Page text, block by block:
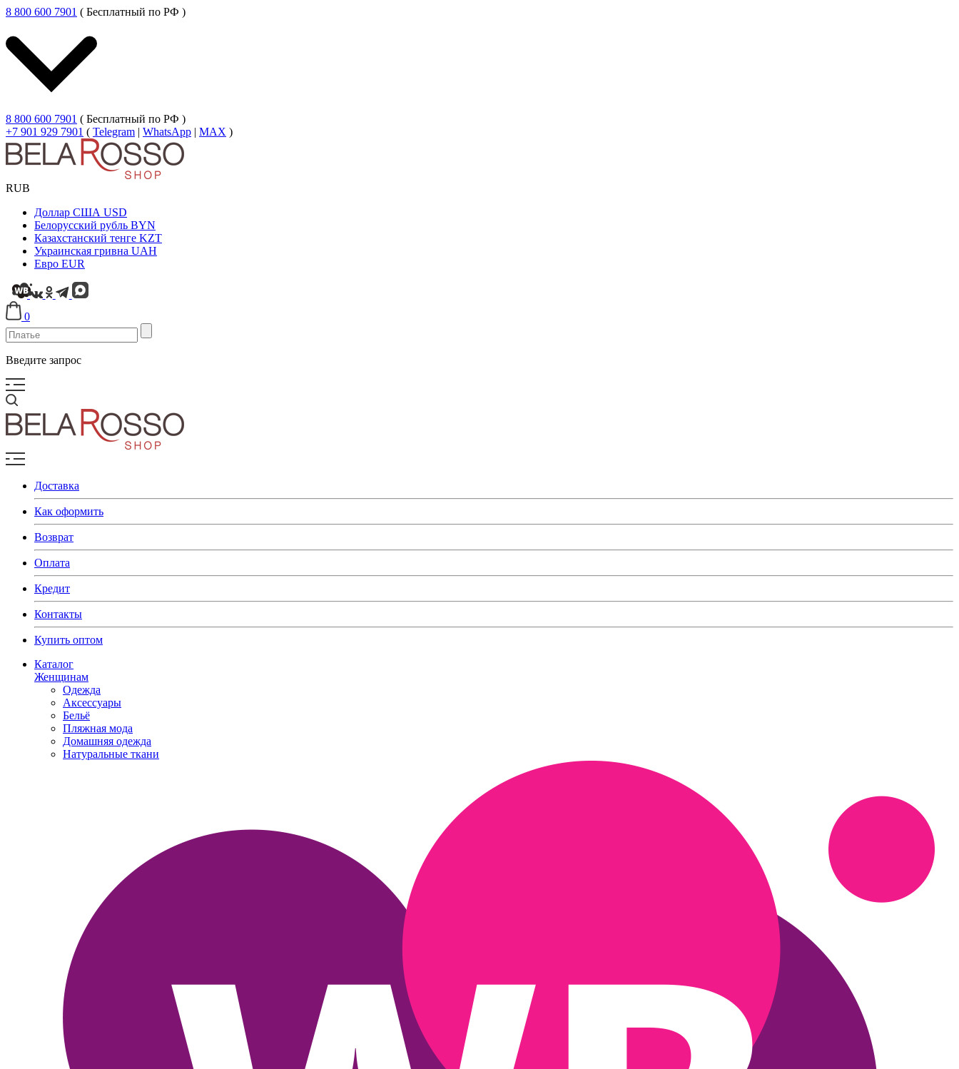
8 800 600 7901 ( Бесплатный по РФ )
8 800 600 7901 ( Бесплатный по РФ )
+7 901 929 7901 ( Telegram | WhatsApp | MAX )
RUB
Доллар США USD
Белорусский рубль BYN
Казахстанский тенге KZT
Украинская гривна UAH
Евро EUR
0
Введите запрос
Доставка
Как оформить
Возврат
Оплата
Кредит
Контакты
Купить оптом
Каталог
Женщинам
Одежда
Аксессуары
Бельё
Пляжная мода
Домашняя одежда
Натуральные ткани